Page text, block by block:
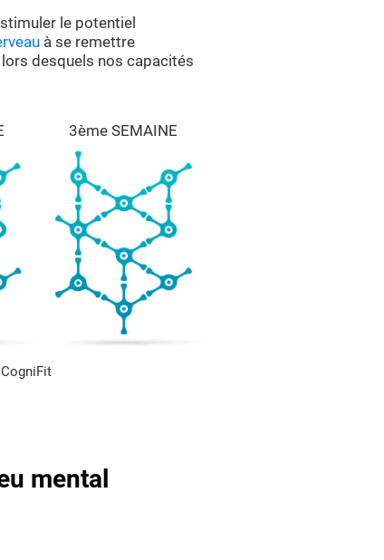
le potentiel
à se remettre
desquels nos capacités
3ème SEMAINE
mental